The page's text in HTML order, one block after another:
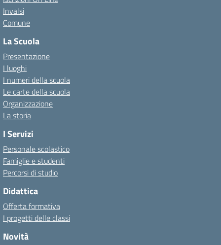
Invalsi
Comune
La Scuola
Presentazione
I luoghi
I numeri della scuola
Le carte della scuola
Organizzazione
La storia
I Servizi
Personale scolastico
Famiglie e studenti
Percorsi di studio
Didattica
Offerta formativa
I progetti delle classi
Novità